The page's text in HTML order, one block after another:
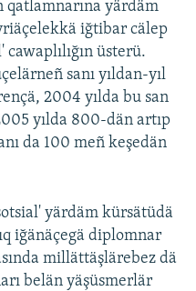
qatlamnarına yärdäm
iğtibar cälep
üsterü.
sanı yıldan-yıl
2004 yılda bu san
yılda 800-dän artıp
da 100 meñ keşedän
yärdäm kürsätüdä
iğänäçegä diplomnar
millättäşlärebez dä
belän yäşüsmerlär